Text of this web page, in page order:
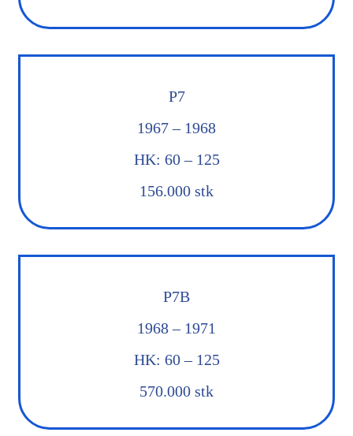
P7
1967 – 1968
HK: 60 – 125
156.000 stk
P7B
1968 – 1971
HK: 60 – 125
570.000 stk